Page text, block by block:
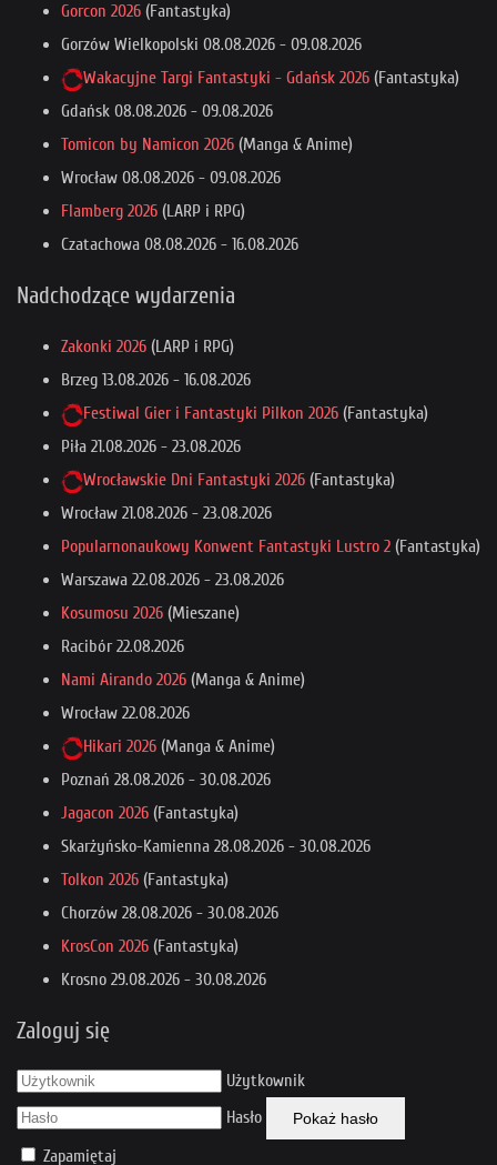
Gorcon 2026 (Fantastyka)
Gorzów Wielkopolski 08.08.2026 - 09.08.2026
Wakacyjne Targi Fantastyki - Gdańsk 2026 (Fantastyka)
Gdańsk 08.08.2026 - 09.08.2026
Tomicon by Namicon 2026 (Manga & Anime)
Wrocław 08.08.2026 - 09.08.2026
Flamberg 2026 (LARP i RPG)
Czatachowa 08.08.2026 - 16.08.2026
Nadchodzące wydarzenia
Zakonki 2026 (LARP i RPG)
Brzeg 13.08.2026 - 16.08.2026
Festiwal Gier i Fantastyki Pilkon 2026 (Fantastyka)
Piła 21.08.2026 - 23.08.2026
Wrocławskie Dni Fantastyki 2026 (Fantastyka)
Wrocław 21.08.2026 - 23.08.2026
Popularnonaukowy Konwent Fantastyki Lustro 2 (Fantastyka)
Warszawa 22.08.2026 - 23.08.2026
Kosumosu 2026 (Mieszane)
Racibór22.08.2026
Nami Airando 2026 (Manga & Anime)
Wrocław 22.08.2026
Hikari 2026 (Manga & Anime)
Poznań 28.08.2026 - 30.08.2026
Jagacon 2026 (Fantastyka)
Skarżyńsko-Kamienna 28.08.2026 - 30.08.2026
Tolkon 2026 (Fantastyka)
Chorzów 28.08.2026 - 30.08.2026
KrosCon 2026 (Fantastyka)
Krosno 29.08.2026 - 30.08.2026
Zaloguj się
Użytkownik
Hasło
Pokaż hasło
Zapamiętaj